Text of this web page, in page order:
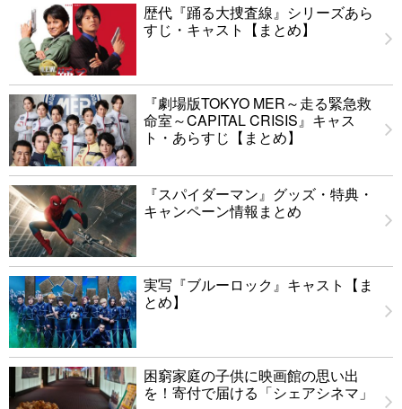
歴代『踊る大捜査線』シリーズあら
すじ・キャスト【まとめ】
『劇場版TOKYO MER～走る緊急救
命室～CAPITAL CRISIS』キャス
ト・あらすじ【まとめ】
『スパイダーマン』グッズ・特典・
キャンペーン情報まとめ
実写『ブルーロック』キャスト【ま
とめ】
困窮家庭の子供に映画館の思い出
を！寄付で届ける「シェアシネマ」